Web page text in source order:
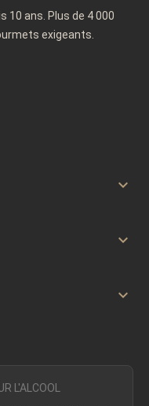
10 ans. Plus de 4 000
exigeants.



L'ALCOOL